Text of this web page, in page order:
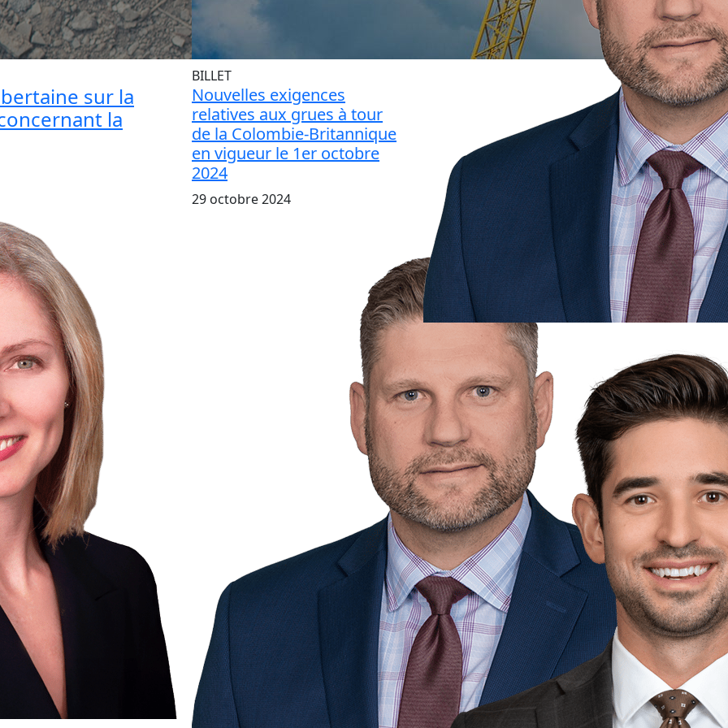
sur la
la
BILLET
Nouvelles exigences
relatives aux grues à tour
de la Colombie-Britannique
en vigueur le 1er octobre
2024
29 octobre 2024